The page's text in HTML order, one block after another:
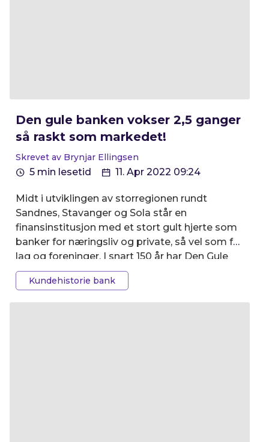
Den gule banken vokser 2,5 ganger
så raskt som markedet!
Skrevet av Brynjar Ellingsen
5 min lesetid 11. Apr 2022 09:24
Midt i utviklingen av storregionen rundt
Sandnes, Stavanger og Sola står en
finansinstitusjon med et stort gult hjerte som
banker for næringsliv og private, så vel som for
lag og foreninger. I snart 150 år har Den Gule
Banken, Sandnes Sparebank realisert
drømmer, skapt begeistring og utviklet
lokalsamfunn.
Kundehistorie bank